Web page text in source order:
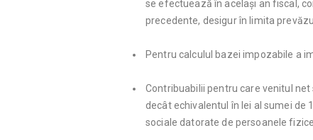
se efectuează în același an fiscal,
precedente, desigur în limita
Pentru calculul bazei impozabile a
Contribuabilii pentru care venitul
decât echivalentul în lei al sumei de
sociale datorate de persoanele